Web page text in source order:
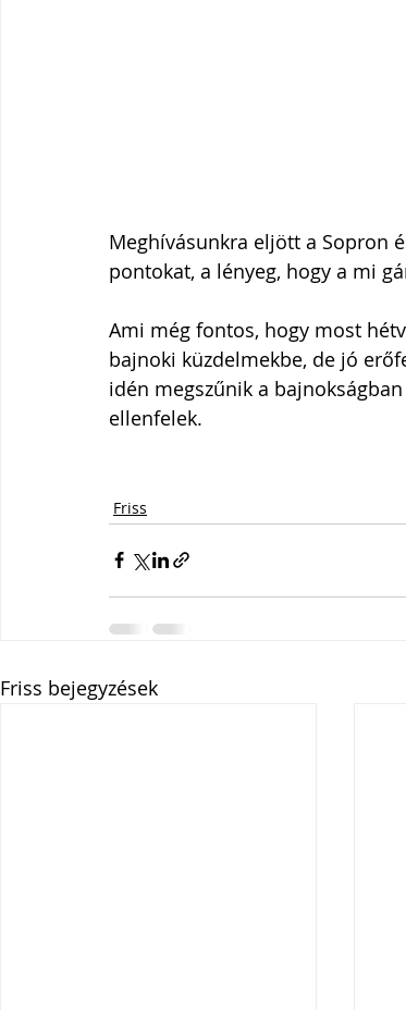
Meghívásunkra eljött a Sopron
pontokat, a lényeg, hogy a mi
Ami még fontos, hogy most
bajnoki küzdelmekbe, de jó
idén megszűnik a
ellenfelek.
Friss
Friss bejegyzések